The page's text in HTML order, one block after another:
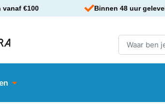
vanaf €100 Binnen 48 uur